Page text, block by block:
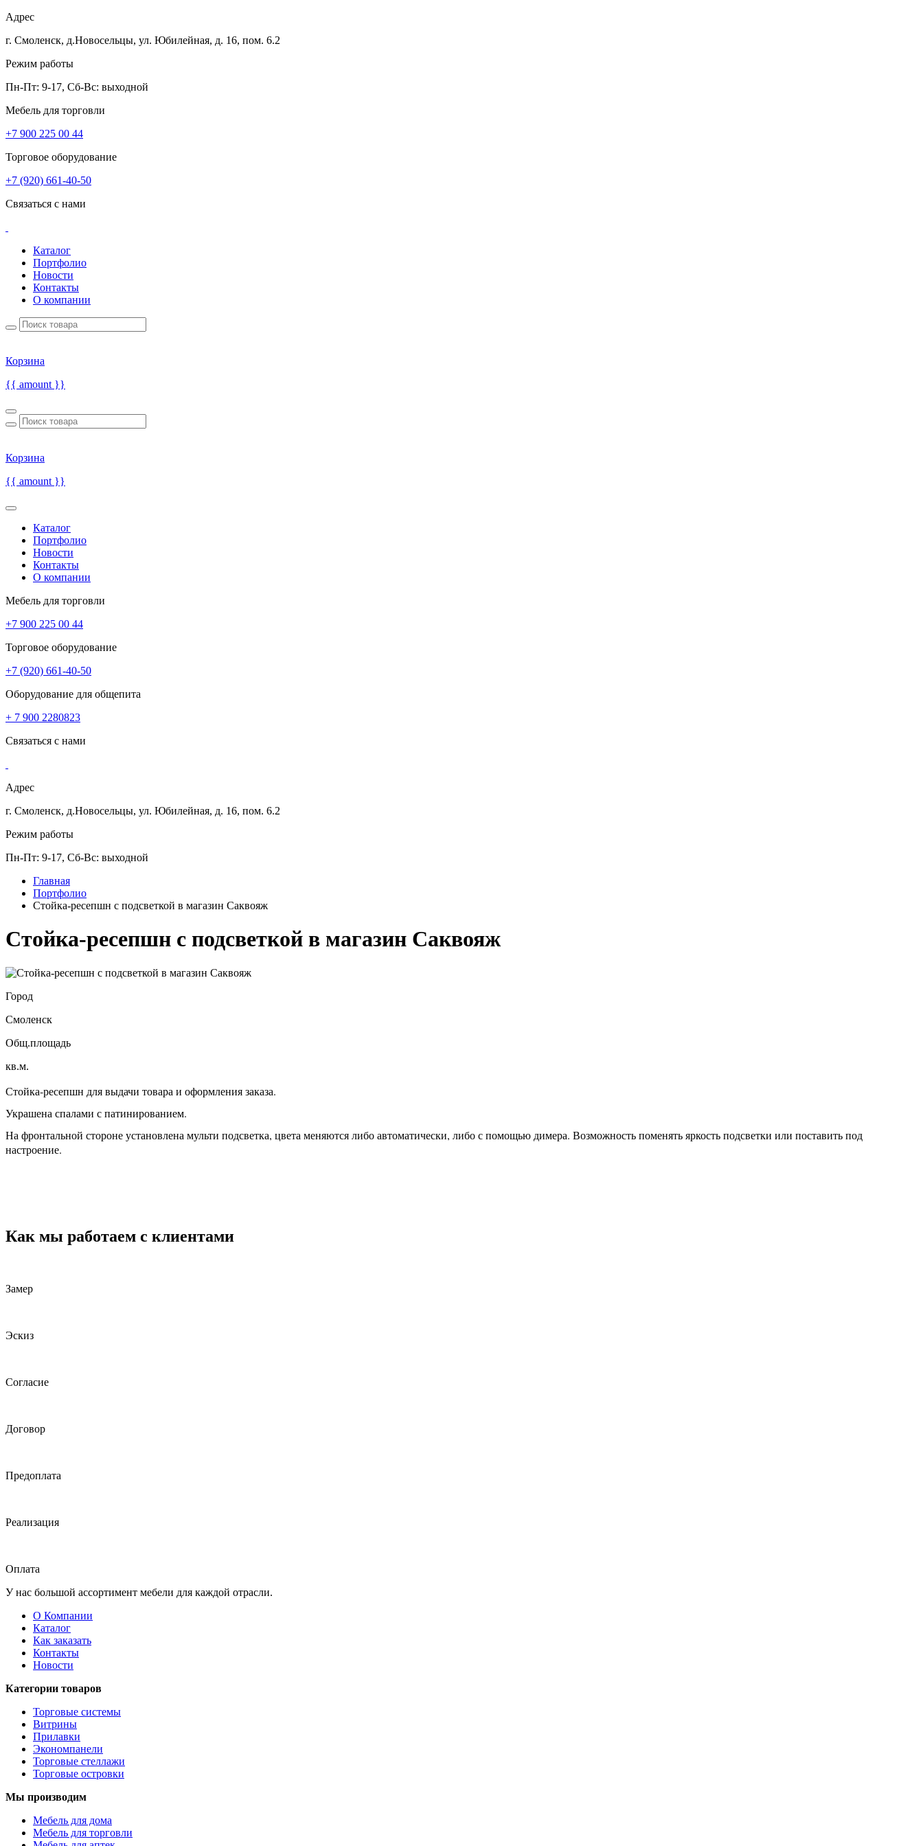
Адрес
г. Смоленск, д.Новосельцы, ул. Юбилейная, д. 16, пом. 6.2
Режим работы
Пн-Пт: 9-17, Сб-Вс: выходной
Мебель для торговли
+7 900 225 00 44
Торговое оборудование
+7 (920) 661-40-50
Связаться с нами
Каталог
Портфолио
Новости
Контакты
О компании
Корзина
{{ amount }}
Корзина
{{ amount }}
Каталог
Портфолио
Новости
Контакты
О компании
Мебель для торговли
+7 900 225 00 44
Торговое оборудование
+7 (920) 661-40-50
Оборудование для общепита
+ 7 900 2280823
Связаться с нами
Адрес
г. Смоленск, д.Новосельцы, ул. Юбилейная, д. 16, пом. 6.2
Режим работы
Пн-Пт: 9-17, Сб-Вс: выходной
Главная
Портфолио
Стойка-ресепшн с подсветкой в магазин Саквояж
Стойка-ресепшн с подсветкой в магазин Саквояж
Город
Смоленск
Общ.площадь
кв.м.
Стойка-ресепшн для выдачи товара и оформления заказа.
Украшена спалами с патинированием.
На фронтальной стороне установлена мульти подсветка, цвета меняются либо автоматически, либо с помощью димера. Возможность поменять яркость подсветки или поставить под
настроение.
Как мы работаем с клиентами
Замер
Эскиз
Согласие
Договор
Предоплата
Реализация
Оплата
У нас большой ассортимент мебели для каждой отрасли.
О Компании
Каталог
Как заказать
Контакты
Новости
Категории товаров
Торговые системы
Витрины
Прилавки
Экономпанели
Торговые стеллажи
Торговые островки
Мы производим
Мебель для дома
Мебель для торговли